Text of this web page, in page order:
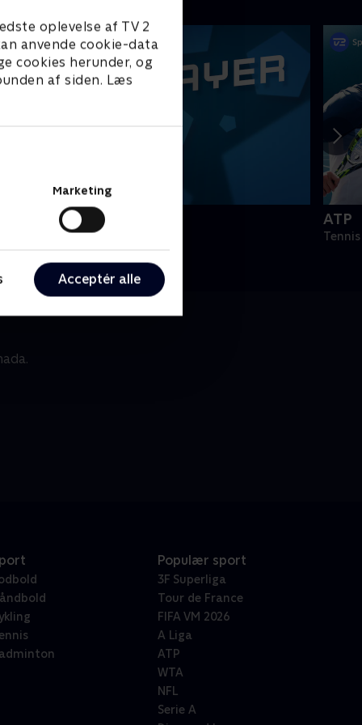
oplevelse af TV 2
anvende cookie-data
cookies herunder, og
af siden. Læs
Marketing
Acceptér alle
ATP
Tennis
Populær sport
3F Superliga
Tour de France
FIFA VM 2026
A Liga
ATP
WTA
NFL
Serie A